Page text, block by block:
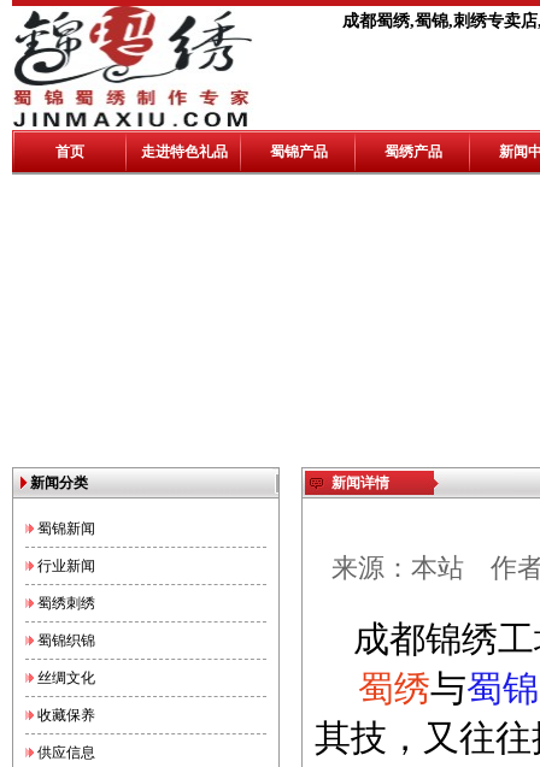
成都蜀绣,蜀锦,刺绣专卖
首页 走进特色礼品 蜀锦产品 蜀绣产品 新闻
新闻分类
蜀锦新闻
行业新闻
蜀绣刺绣
蜀锦织锦
丝绸文化
收藏保养
供应信息
新闻详情
来源：本站 作
成都锦绣工
蜀绣与蜀锦
其技，又往